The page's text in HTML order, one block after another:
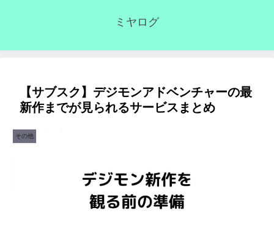
ミヤログ
【サブスク】デジモンアドベンチャーの最
新作までが見られるサービスまとめ
その他